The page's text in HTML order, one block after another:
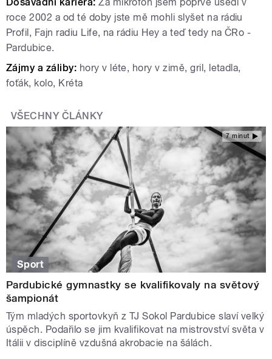
roce 2002 a od té doby jste mě mohli slyšet na rádiu
Profil, Fajn radiu Life, na rádiu Hey a teď tedy na ČRo -
Pardubice.
Zájmy a záliby: hory v léte, hory v zimě, gril, letadla,
foťák, kolo, Kréta
VŠECHNY ČLÁNKY
7 minut
Sport
Pardubické gymnastky se kvalifikovaly na světový
šampionát
Tým mladých sportovkyň z TJ Sokol Pardubice slaví velký
úspěch. Podařilo se jim kvalifikovat na mistrovství světa v
Itálii v disciplíně vzdušná akrobacie na šálách.